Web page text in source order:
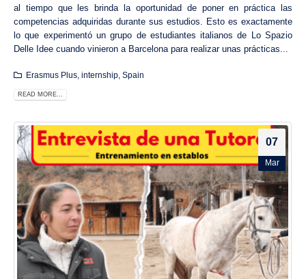
al tiempo que les brinda la oportunidad de poner en práctica las
competencias adquiridas durante sus estudios. Esto es exactamente
lo que experimentó un grupo de estudiantes italianos de Lo Spazio
Delle Idee cuando vinieron a Barcelona para realizar unas prácticas...
Erasmus Plus, internship, Spain
READ MORE...
07
Mar